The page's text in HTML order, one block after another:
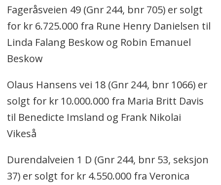
Fageråsveien 49 (Gnr 244, bnr 705) er solgt
for kr 6.725.000 fra Rune Henry Danielsen til
Linda Falang Beskow og Robin Emanuel
Beskow
Olaus Hansens vei 18 (Gnr 244, bnr 1066) er
solgt for kr 10.000.000 fra Maria Britt Davis
til Benedicte Imsland og Frank Nikolai
Vikeså
Durendalveien 1 D (Gnr 244, bnr 53, seksjon
37) er solgt for kr 4.550.000 fra Veronica